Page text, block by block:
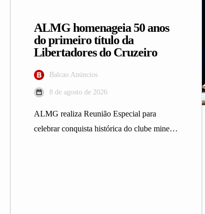
ALMG homenageia 50 anos
do primeiro título da
Libertadores do Cruzeiro
Balcao Anúncios
8 de agosto de 2026
ALMG realiza Reunião Especial para
celebrar conquista histórica do clube mineiro